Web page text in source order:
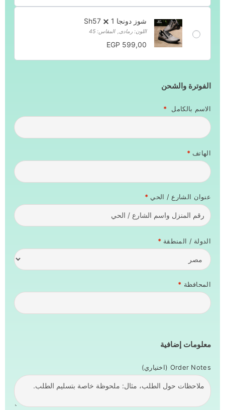
شوز دونجا Sh57 1
اللون: رمادى, المقاس: 45
599,00
EGP
الفوترة والشحن
الاسم بالكامل *
الهاتف *
عنوان الشارع / الحي *
الدولة / المنطقة *
المحافظة *
معلومات إضافية
Order Notes (اختياري)